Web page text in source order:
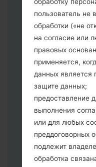
питание,
Нажмите и
регулировки
телефон к ПК
Нажмите и
питание,
Подключите
клавиши:
Нажмите и
питания и
Далее
программа
Ваш девайс
пользователь не
обработки («не
на согласие или
правовых
применяется,
данных является
защите данных;
предоставление
выполнения
или для любых
преддоговорных
подлежит
обработка